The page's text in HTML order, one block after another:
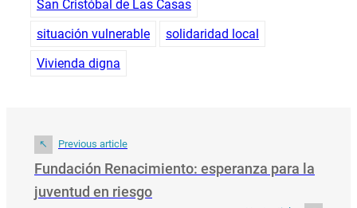
San Cristóbal de Las Casas
situación vulnerable
solidaridad local
Vivienda digna
Previous article
Fundación Renacimiento: esperanza para la
juventud en riesgo